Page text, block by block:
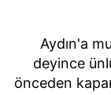
Aydın'a
deyince
önceden